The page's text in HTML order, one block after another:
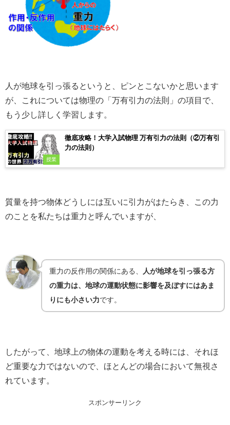
人が地球を引っ張るというと、ピンとこないかと思います
が、これについては物理の「万有引力の法則」の項目で、
もう少し詳しく学習します。
授業
徹底攻略！大学入試物理 万有引力の法則（②万有引
力の法則）
質量を持つ物体どうしには互いに引力がはたらき、この力
のことを私たちは重力と呼んでいますが、
重力の反作用の関係にある、
人が地球を引っ張る方
の重力は、地球の運動状態に影響を及ぼすにはあま
りにも小さい力です。
したがって、地球上の物体の運動を考える時には、それほ
ど重要な力ではないので、ほとんどの場合において無視さ
れています。
スポンサーリンク